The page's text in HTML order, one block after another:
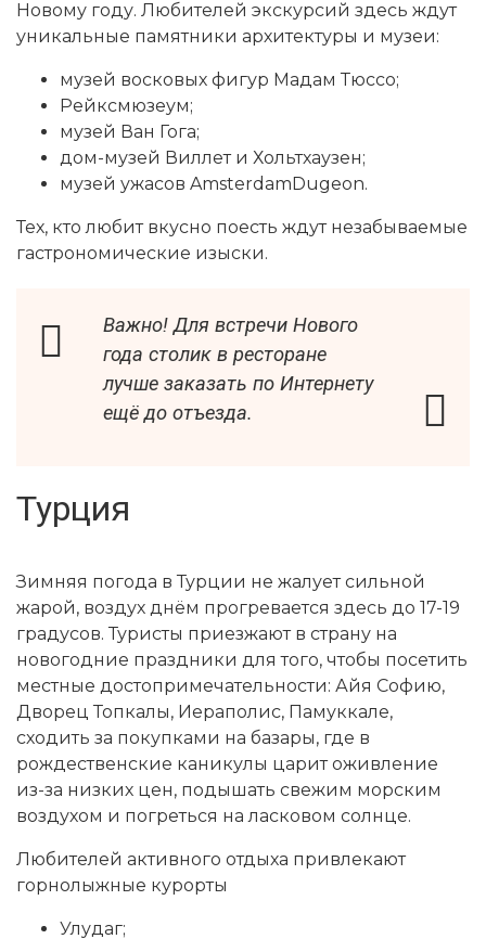
Новому году. Любителей экскурсий здесь ждут
уникальные памятники архитектуры и музеи:
музей восковых фигур Мадам Тюссо;
Рейксмюзеум;
музей Ван Гога;
дом-музей Виллет и Хольтхаузен;
музей ужасов AmsterdamDugeon.
Тех, кто любит вкусно поесть ждут незабываемые
гастрономические изыски.
Важно! Для встречи Нового
года столик в ресторане
лучше заказать по Интернету
ещё до отъезда.
Турция
Зимняя погода в Турции не жалует сильной
жарой, воздух днём прогревается здесь до 17-19
градусов. Туристы приезжают в страну на
новогодние праздники для того, чтобы посетить
местные достопримечательности: Айя Софию,
Дворец Топкалы, Иераполис, Памуккале,
сходить за покупками на базары, где в
рождественские каникулы царит оживление
из-за низких цен, подышать свежим морским
воздухом и погреться на ласковом солнце.
Любителей активного отдыха привлекают
горнолыжные курорты
Улудаг;